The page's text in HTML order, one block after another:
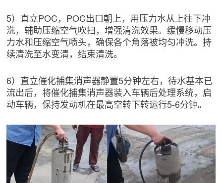
5）直立POC，POC出口朝上，用压力水从上往下冲
洗，辅助压缩空气吹扫，增强清洗效果。缓慢移动压
力水和压缩空气喷头，确保各个角落被均匀冲洗。持
续清洗至水变清，结束清洗。
6）直立催化捕集消声器静置5分钟左右，待水基本已
流出后，将催化捕集消声器装入车辆后处理系统，启
动车辆，保持发动机在最高空转下转运行5-6分钟。